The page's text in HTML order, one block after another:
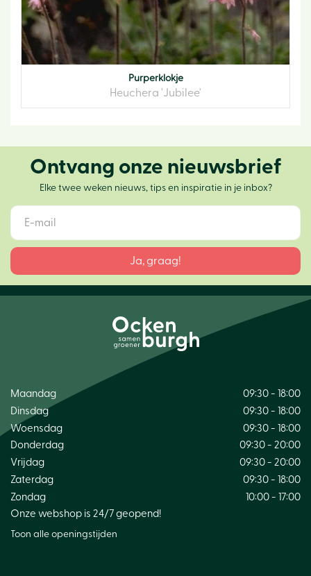
Purperklokje
Heuchera 'Jubilee'
Ontvang onze nieuwsbrief
Elke twee weken nieuws, tips en inspiratie in je inbox?
Maandag
09:30 - 18:00
Dinsdag
09:30 - 18:00
Woensdag
09:30 - 18:00
Donderdag
09:30 - 20:00
Vrijdag
09:30 - 20:00
Zaterdag
09:30 - 18:00
Zondag
10:00 - 17:00
Onze webshop is 24/7 geopend!
Toon alle openingstijden